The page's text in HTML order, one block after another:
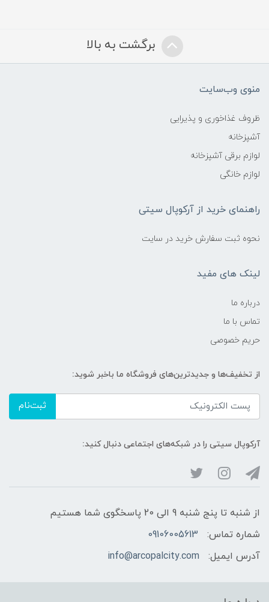
برگشت به بالا
منوی وب‌سایت
ظروف غذاخوری و پذیرایی
آشپزخانه
لوازم برقی آشپزخانه
لوازم خانگی
راهنمای خرید از آرکوپال سیتی
نحوه ثبت سفارش خرید در سایت
لینک های مفید
درباره ما
تماس با ما
حریم خصوصی
از تخفیف‌ها و جدیدترین‌های فروشگاه ما باخبر شوید:
ثبت‌نام
آرکوپال سیتی را در شبکه‌های اجتماعی دنبال کنید:
از شنبه تا پنج شنبه 9 الی 20 پاسخگوی شما هستیم
شماره تماس:
09106005613
آدرس ایمیل:
info@arcopalcity.com